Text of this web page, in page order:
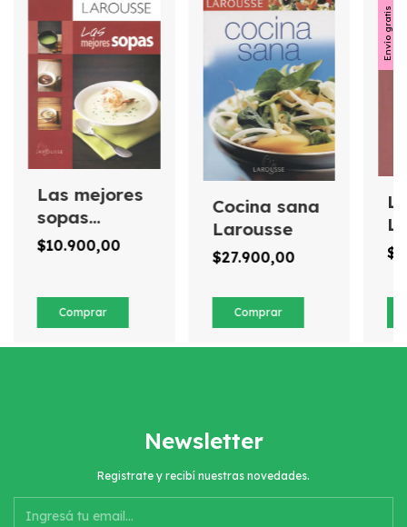
Las mejores
sopas
Larousse
$10.900,00
Cocina sana
Larousse
$27.900,00
Envío gratis
Newsletter
Registrate y recibí nuestras novedades.